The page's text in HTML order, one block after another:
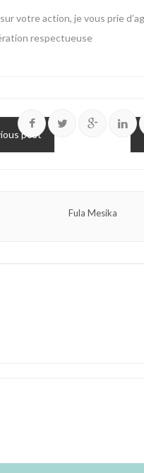
votre action, je vous prie
respectueuse
post
Fula Mesika